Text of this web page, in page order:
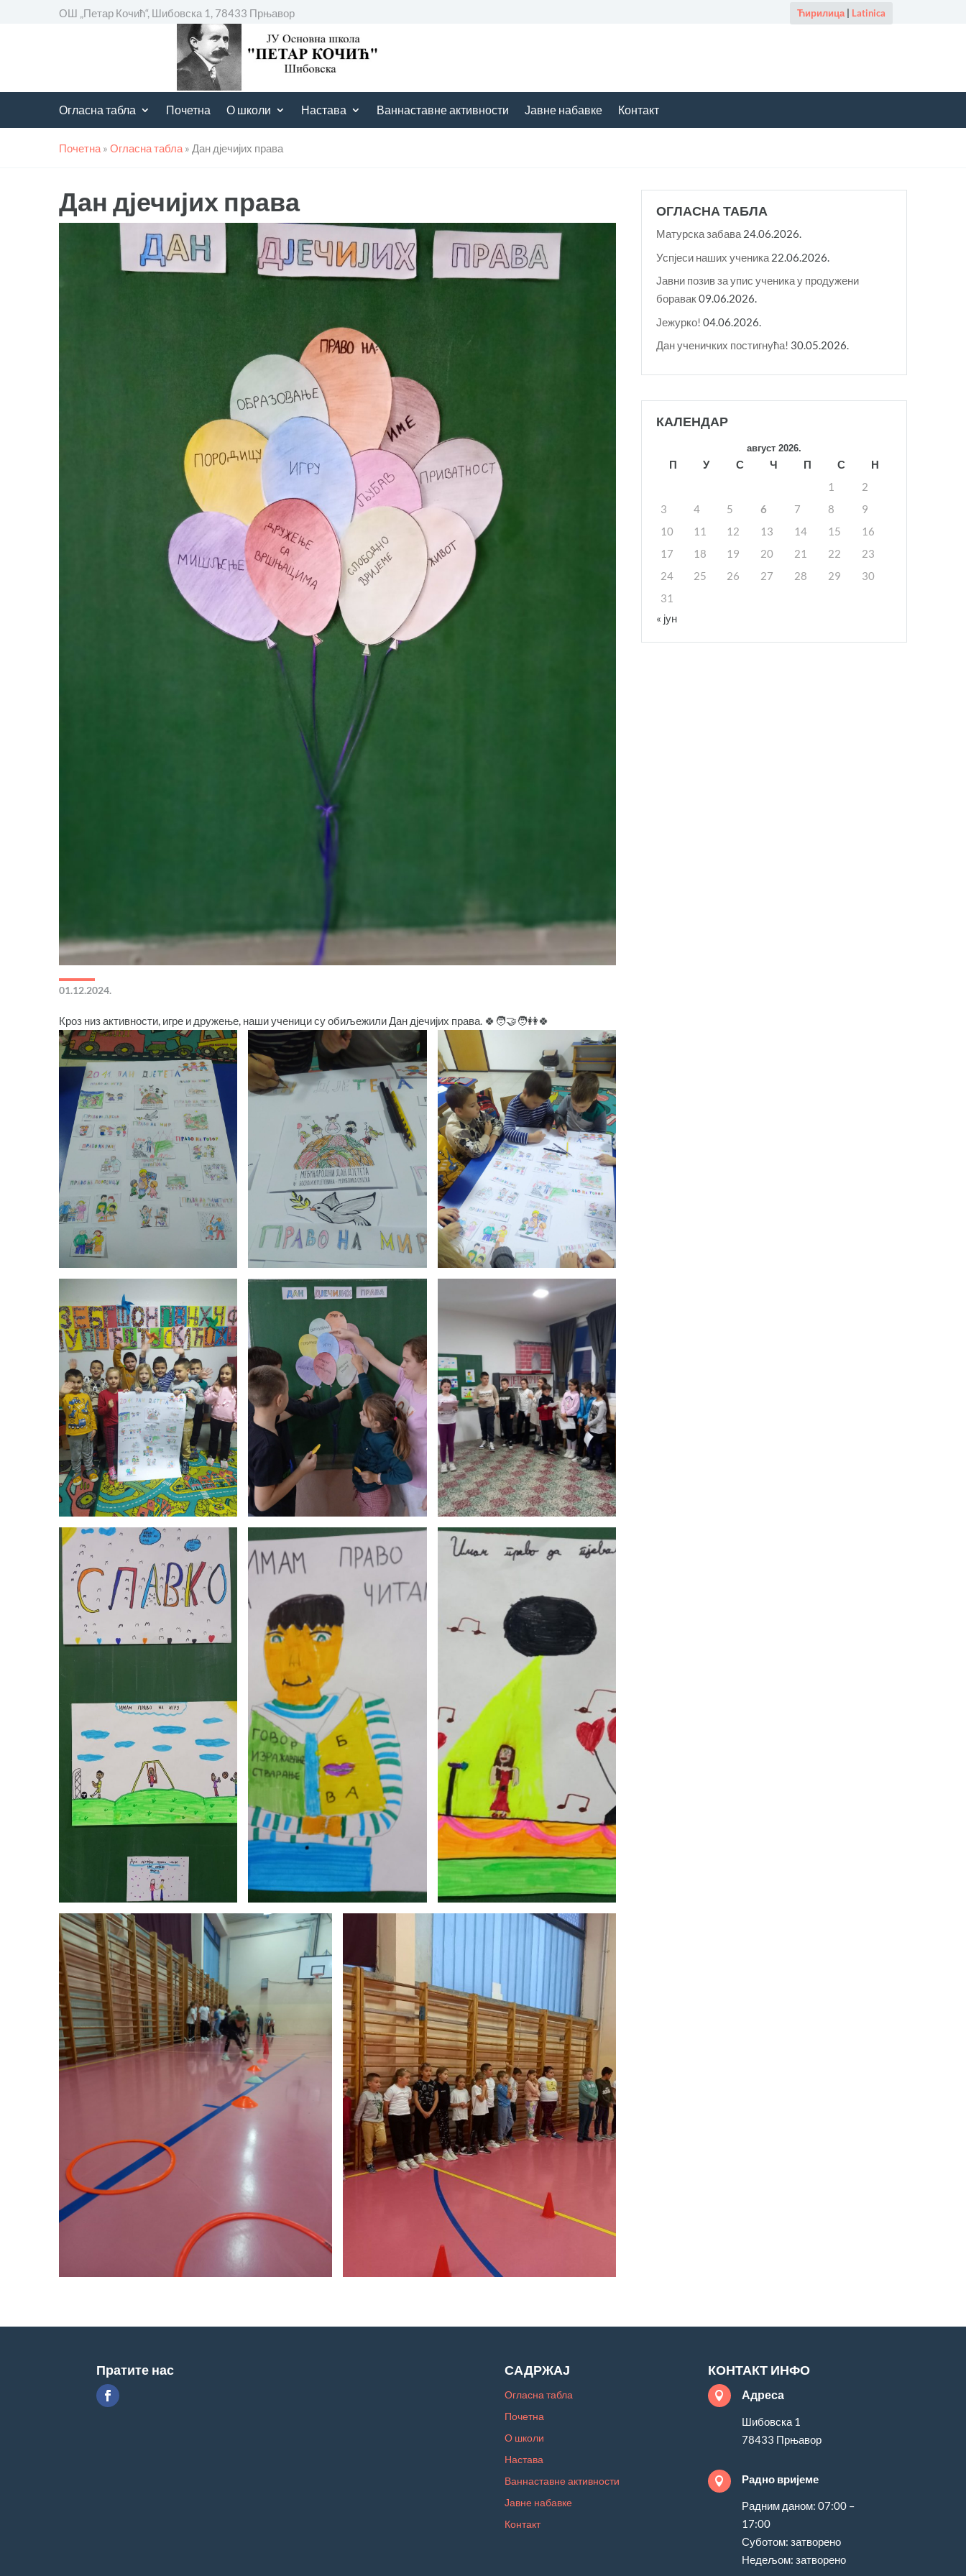
ОШ „Петар Кочић“, Шибовска 1, 78433 Прњавор Ћирилица| Latinica
Огласна табла Почетна О школи Настава Ваннаставне активности Јавне набавке Контакт
Почетна » Огласна табла » Дан дјечијих права
Дан дјечијих права
01.12.2024.
Кроз низ активности, игре и дружење, наши ученици су обиљежили Дан дјечијих права. 🍀🧑‍🤝‍🧑👭🍀
ОГЛАСНА ТАБЛА
Матурска забава 24.06.2026.
Успјеси наших ученика 22.06.2026.
Јавни позив за упис ученика у продужени
боравак09.06.2026.
Јежурко! 04.06.2026.
Дан ученичких постигнућа! 30.05.2026.
КАЛЕНДАР
август 2026.
П У С Ч П С
Н
1
2
3
4 5 6 7 8
9
10
11 12 13 14 15
16
17
18 19 20 21 22
23
24
25 26 27 28 29
30
31
« јун
Пратите нас САДРЖАЈ
Огласна табла
Почетна
О школи
Настава
Ваннаставне активности
Јавне набавке
Контакт
КОНТАКТ ИНФО
 Адреса
Шибовска 1
78433 Прњавор
 Радно вријеме
Радним даном: 07:00 –
17:00
Суботом: затворено
Недељом: затворено